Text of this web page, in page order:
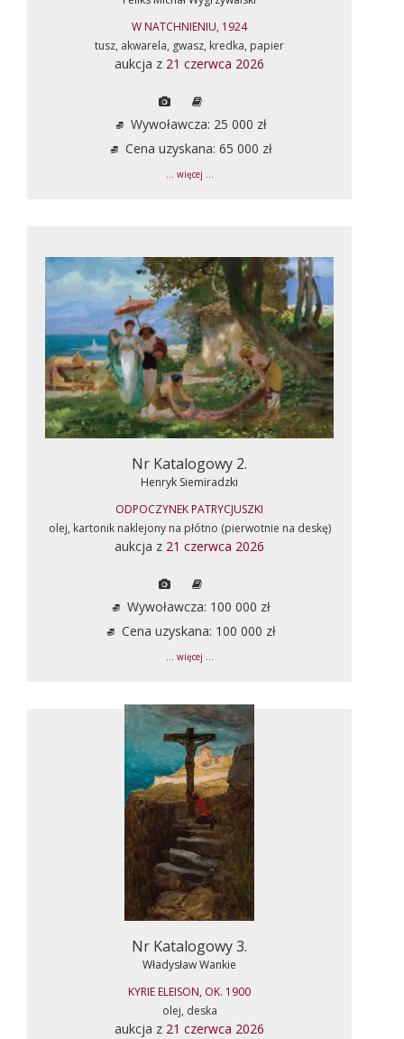
W NATCHNIENIU, 1924
tusz, akwarela, gwasz, kredka, papier
aukcja z 21 czerwca 2026
Wywoławcza: 25 000 zł
Cena uzyskana: 65 000 zł
... więcej ...
Nr Katalogowy 2.
Henryk Siemiradzki
ODPOCZYNEK PATRYCJUSZKI
olej, kartonik naklejony na płótno (pierwotnie na deskę)
aukcja z 21 czerwca 2026
Wywoławcza: 100 000 zł
Cena uzyskana: 100 000 zł
... więcej ...
Nr Katalogowy 3.
Władysław Wankie
KYRIE ELEISON, OK. 1900
olej, deska
aukcja z 21 czerwca 2026